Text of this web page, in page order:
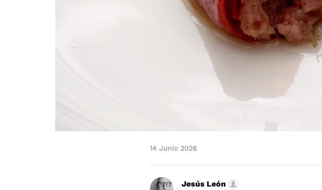
14 Junio 2026
Jesús León